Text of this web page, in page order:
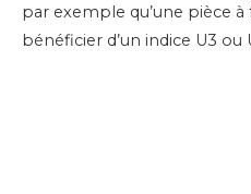
par exemple qu’une pièce
bénéficier d’un indice U3 ou